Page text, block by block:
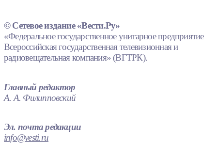
© Сетевое издание «Вести.Ру»
«Федеральное государственное унитарное предприятие
Всероссийская государственная телевизионная и
радиовещательная компания» (ВГТРК).
Главный редактор
А. А. Филипповский
Эл. почта редакции
info@vesti.ru